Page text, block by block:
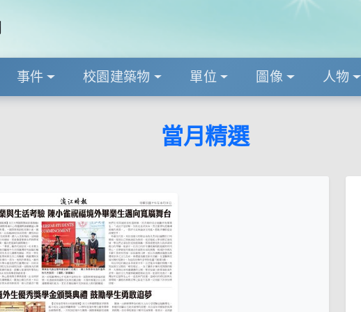
事件 校園建築物 單位 圖像 人物
當月精選